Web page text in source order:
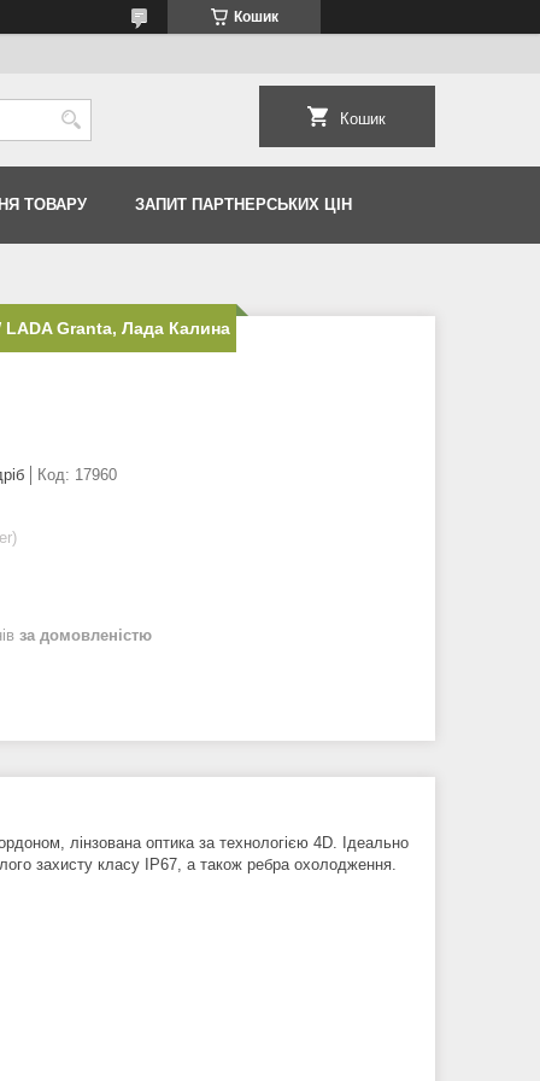
Кошик
Кошик
ТОВАРУ ЗАПИТ ПАРТНЕРСЬКИХ ЦІН
Granta, Лада Калина
Код: 17960
за домовленістю
лінзована оптика за технологією 4D. Ідеально
захисту класу IP67, а також ребра охолодження.